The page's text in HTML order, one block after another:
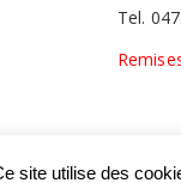
Tel.
by Be Quiet Digital
site utilise des